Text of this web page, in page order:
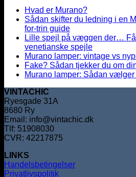
Hvad er Murano?
Sådan skifter du ledning i en
for-trin guide
Lille spejl på væggen der…
venetianske spejle
Murano lamper: vintage vs
Fake? Sådan tjekker du om
Murano lamper: Sådan
VINTACHIC
Ryesgade 31A
8680 Ry
Email: info@vintachic.dk
Tlf: 51908030
CVR: 42217875
LINKS
Handelsbetingelser
Privatlivspolitik